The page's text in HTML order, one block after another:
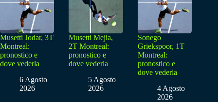
Musetti Jodar, 3T
Montreal:
pronostico e
dove vederla
6 Agosto
2026
Musetti Mejia,
2T Montreal:
pronostico e
dove vederla
5 Agosto
2026
Sonego
Griekspoor, 1T
Montreal:
pronostico e
dove vederla
4 Agosto
2026